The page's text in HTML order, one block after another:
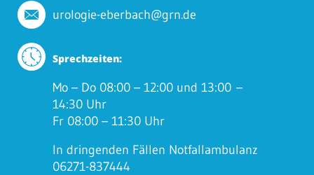
urologie-eberbach@grn.de
Sprechzeiten:
Mo – Do 08:00 – 12:00 und 13:00 –
14:30 Uhr
Fr 08:00 – 11:30 Uhr
In dringenden Fällen Notfallambulanz
06271-837444